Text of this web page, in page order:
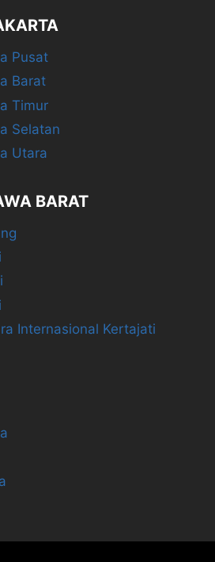
Pusat
Barat
Timur
Selatan
Utara
BARAT
Internasional Kertajati